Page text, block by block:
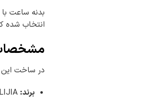
بدنه ساعت
انتخاب شده
مشخصات
در ساخت این
برند: